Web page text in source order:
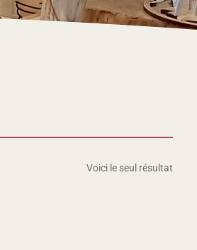
Voici le seul résultat